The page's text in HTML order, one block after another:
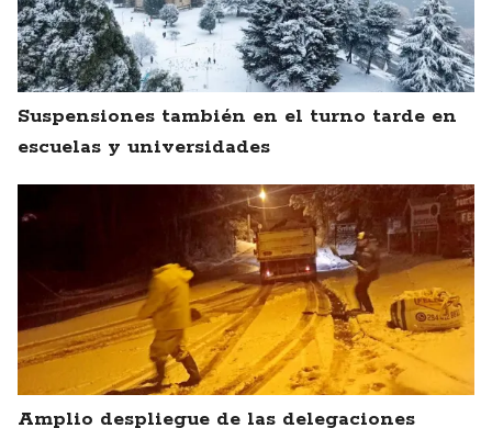
Suspensiones también en el turno tarde en
escuelas y universidades
Amplio despliegue de las delegaciones